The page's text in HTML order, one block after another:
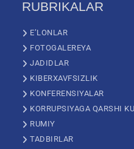
RUBRIKALAR
E’LONLAR
FOTOGALEREYA
JADIDLAR
KIBERXAVFSIZLIK
KONFERENSIYALAR
KORRUPSIYAGA QARSHI
RUMIY
TADBIRLAR